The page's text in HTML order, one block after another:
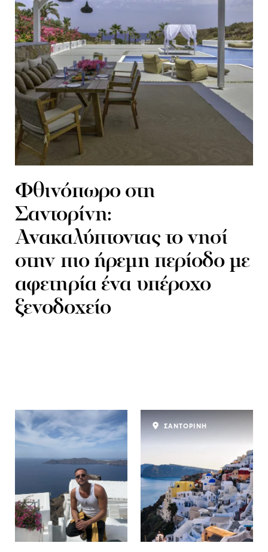
Φθινόπωρο στη
Σαντορίνη:
Ανακαλύπτοντας το νησί
στην πιο ήρεμη περίοδο με
αφετηρία ένα υπέροχο
ξενοδοχείο
ΣΑΝΤΟΡΙΝΗ